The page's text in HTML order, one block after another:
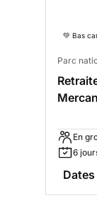
💚 Bas
Parc
En
6